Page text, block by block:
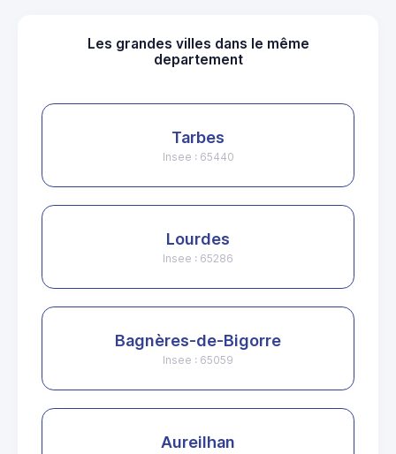
Les grandes villes dans le même
departement
Tarbes
Insee : 65440
Lourdes
Insee : 65286
Bagnères-de-Bigorre
Insee : 65059
Aureilhan